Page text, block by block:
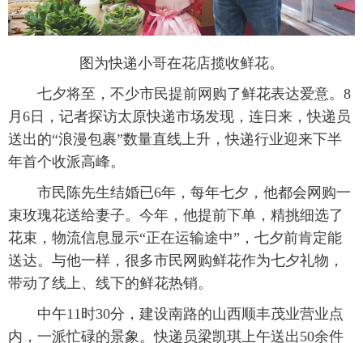
图为快递小哥在花店揽收鲜花。
七夕将至，不少市民提前网购了鲜花表达爱意。8
月6日，记者探访太原快递市场发现，连日来，快递员
送出的“浪漫包裹”数量直线上升，快递行业迎来下半
年首个收派高峰。
市民陈先生结婚已6年，每年七夕，他都会网购一
束玫瑰花送给妻子。今年，他提前下单，精挑细选了
花束，物流信息显示“正在运输途中”，七夕前肯定能
送达。与他一样，很多市民网购鲜花作为七夕礼物，
带动了线上、线下的鲜花热销。
中午11时30分，建设南路的山西顺丰茂业营业点
内，一派忙碌的景象。快递员梁凯琪上午送出50余件